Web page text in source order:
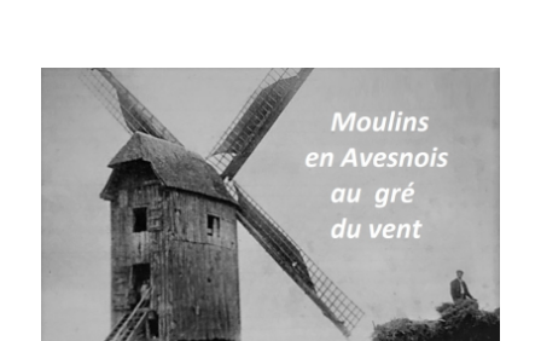
Moulins à vent en Avesnois